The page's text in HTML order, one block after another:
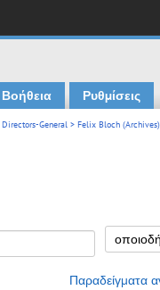
Βοήθεια Ρυθμίσεις
Directors-General > Felix Bloch (Archives)
Παραδείγματα